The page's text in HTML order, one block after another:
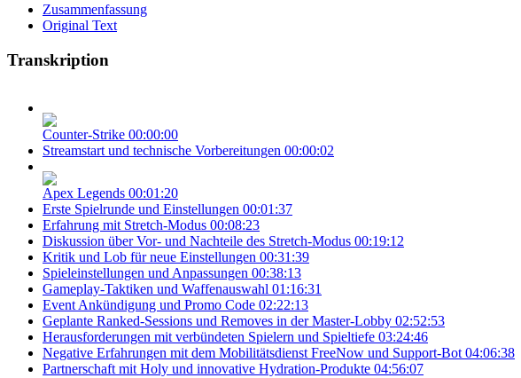
Zusammenfassung
Original Text
Transkription
Counter-Strike 00:00:00
Streamstart und technische Vorbereitungen 00:00:02
Apex Legends 00:01:20
Erste Spielrunde und Einstellungen 00:01:37
Erfahrung mit Stretch-Modus 00:08:23
Diskussion über Vor- und Nachteile des Stretch-Modus 00:19:12
Kritik und Lob für neue Einstellungen 00:31:39
Spieleinstellungen und Anpassungen 00:38:13
Gameplay-Taktiken und Waffenauswahl 01:16:31
Event Ankündigung und Promo Code 02:22:13
Geplante Ranked-Sessions und Removes in der Master-Lobby 02:52:53
Herausforderungen mit verbündeten Spielern und Spieltiefe 03:24:46
Negative Erfahrungen mit dem Mobilitätsdienst FreeNow und Support-Bot 04:06:38
Partnerschaft mit Holy und innovative Hydration-Produkte 04:56:07